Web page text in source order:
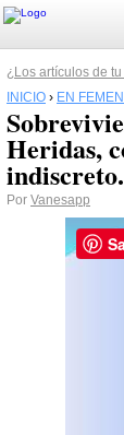
¿Los artículos de
INICIO › EN
Heridas,
indiscreto.
Por Vanesapp